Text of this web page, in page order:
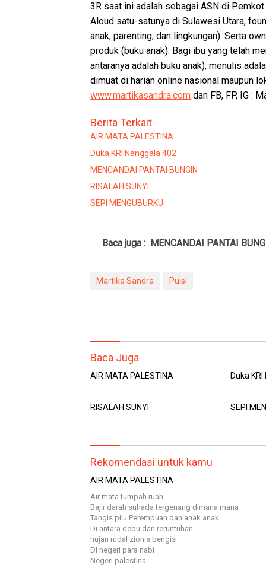
3R saat ini adalah sebagai ASN di
Aloud satu-satunya di Sulawesi Utara,
anak, parenting, dan lingkungan). Serta
produk (buku anak). Bagi ibu yang telah
antaranya adalah buku anak), menulis
dimuat di harian online nasional maupun
www.martikasandra.com dan FB, FP, IG :
Berita Terkait
AIR MATA PALESTINA
Duka KRI Nanggala 402
MENCANDAI PANTAI BUNGIN
RISALAH SUNYI
SEPI MENGUBURKU
Baca juga : MENCANDAI PANTAI
Martika Sandra Puisi
Baca Juga
AIR MATA PALESTINA Duka
RISALAH SUNYI SEPI
Rekomendasi untuk kamu
AIR MATA PALESTINA
Air mata tumpah ruah
Bajir darah suhada tergenang dimana mana
Tangis pilu Perempuan dan anak anak
Di antara debu dan reruntuhan
hujan rudal zionis bengis
Di negeri para nabi
Negeri palestina